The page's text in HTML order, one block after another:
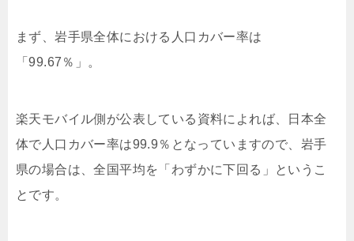
まず、岩手県全体における人口カバー率は
「99.67％」。
楽天モバイル側が公表している資料によれば、日本全
体で人口カバー率は99.9％となっていますので、岩手
県の場合は、全国平均を「わずかに下回る」というこ
とです。